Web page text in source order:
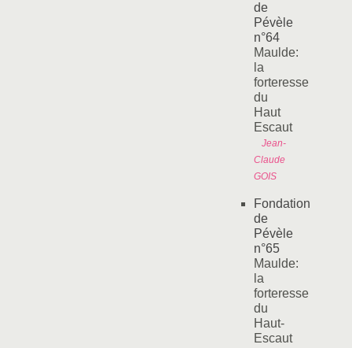
de
Pévèle
n°64
Maulde:
la
forteresse
du
Haut
Escaut
Jean-
Claude
GOIS
Fondation
de
Pévèle
n°65
Maulde:
la
forteresse
du
Haut-
Escaut